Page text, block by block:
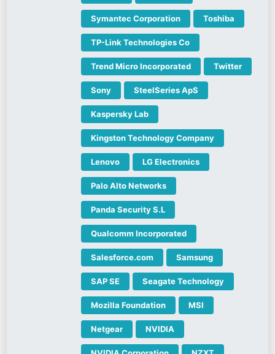
Symantec Corporation Toshiba
TP-Link Technologies Co
Trend Micro Incorporated Twitter
Sony SteelSeries ApS
Kaspersky Lab
Kingston Technology Company
Lenovo LG Electronics
Palo Alto Networks
Panda Security S.L
Qualcomm Incorporated
Salesforce.com Samsung
SAP SE Seagate Technology
Mozilla Foundation MSI
Netgear NVIDIA